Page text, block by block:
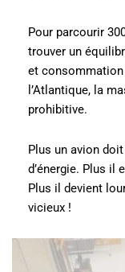
Pour parcourir
trouver un
et consommation
l’Atlantique, la
prohibitive.
Plus un avion
d’énergie. Plus il
Plus il devient
vicieux !